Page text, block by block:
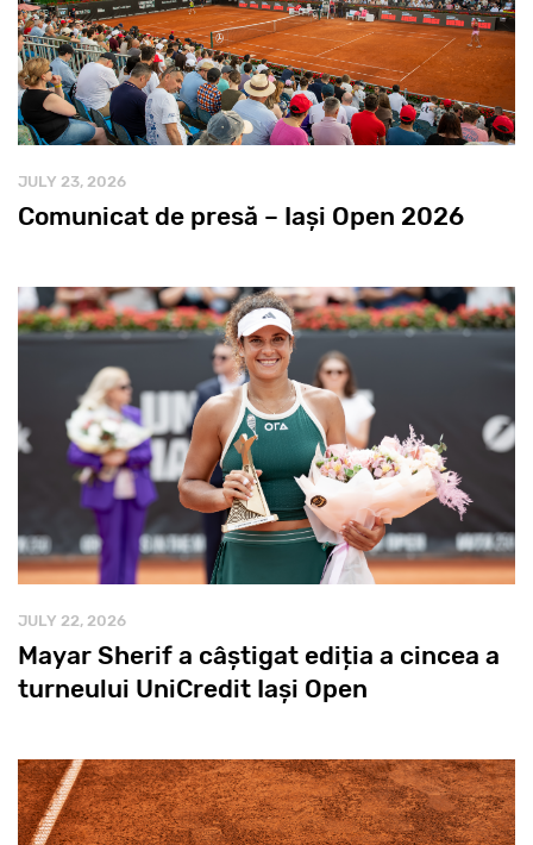
JULY 23, 2026
Comunicat de presă – Iași Open 2026
JULY 22, 2026
Mayar Sherif a câștigat ediția a cincea a
turneului UniCredit Iași Open